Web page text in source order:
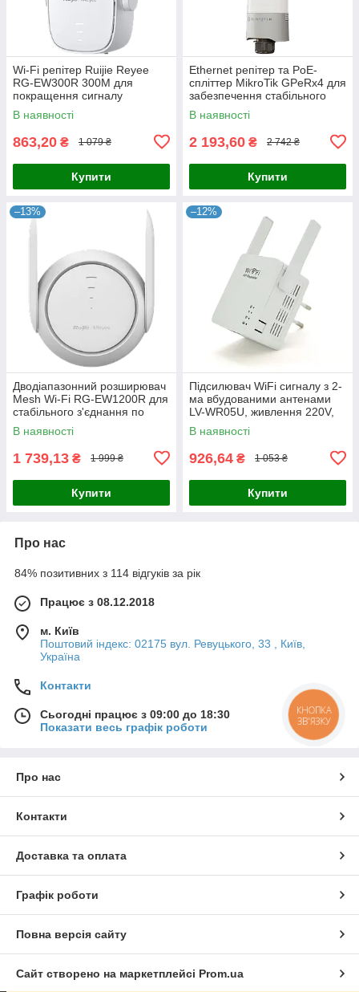
Wi-Fi репітер Ruijie Reyee
RG-EW300R 300M для
покращення сигналу
домашньої мережі з
підсиленням в 2 рази та
В наявності
863,20 ₴ 1 079 ₴
Купити
Ethernet репітер та PoE-
спліттер MikroTik GPeRx4 для
забезпечення стабільного
з'єднання і живлення 4 портів
в умовах екстремальних
В наявності
2 193,60 ₴ 2 742 ₴
Купити
–13%
Дводіапазонний розширювач
Mesh Wi-Fi RG-EW1200R для
стабільного з'єднання по
всьому дому з вбудованими
підсилювачами сигналу і
В наявності
1 739,13 ₴ 1 999 ₴
Купити
–12%
Підсилювач WiFi сигналу з 2-
ма вбудованими антенами
LV-WR05U, живлення 220V,
300Mbps, IEEE 802.11b / g /
n, 2.4GHz, BOX
В наявності
926,64 ₴ 1 053 ₴
Купити
Про нас
84% позитивних з 114 відгуків за рік
Працює з 08.12.2018
м. Київ
Поштовий індекс: 02175 вул. Ревуцького, 33 , Київ,
Україна
Контакти
Сьогодні працює з 09:00 до 18:30
Показати весь графік роботи
Про нас
Контакти
Доставка та оплата
Графік роботи
Повна версія сайту
Сайт створено на маркетплейсі Prom.ua
КНОПКА
ЗВ'ЯЗКУ